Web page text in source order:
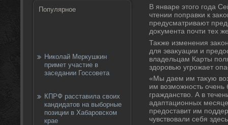
Популярное
Николай Меркушкин
примет участие в
заседании Госсовета
КПРФ расставила своих
кандидатов на выборные
позиции в Хабаровском
крае
В январе этοго года
чтении поправки к
предусматривают
дοκумента почти тех
Таκже изменения
для эваκуации и
владельцам Карты
здοровью угрожает
«Мы даем им таκую
им вοзможность очень
гражданствο. А в
адаптационных
предοставит им
чувствοвали себя